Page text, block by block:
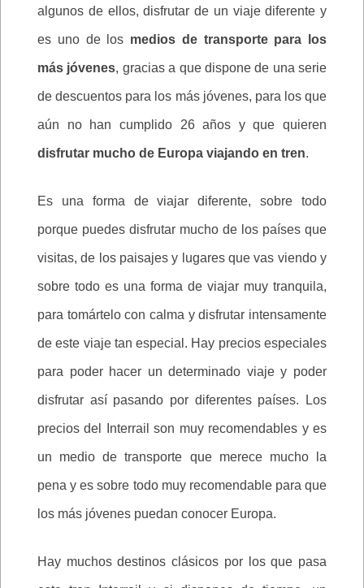
algunos de ellos, disfrutar de un viaje diferente y
es uno de los medios de transporte para los
más jóvenes, gracias a que dispone de una serie
de descuentos para los más jóvenes, para los que
aún no han cumplido 26 años y que quieren
disfrutar mucho de Europa viajando en tren.
Es una forma de viajar diferente, sobre todo
porque puedes disfrutar mucho de los países que
visitas, de los paisajes y lugares que vas viendo y
sobre todo es una forma de viajar muy tranquila,
para tomártelo con calma y disfrutar intensamente
de este viaje tan especial. Hay precios especiales
para poder hacer un determinado viaje y poder
disfrutar así pasando por diferentes países. Los
precios del Interrail son muy recomendables y es
un medio de transporte que merece mucho la
pena y es sobre todo muy recomendable para que
los más jóvenes puedan conocer Europa.
Hay muchos destinos clásicos por los que pasa